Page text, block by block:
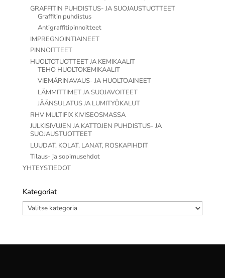
GRAFFITIN PUHDISTUS- JA SUOJAUSTUOTTEET
Graffitin puhdistus
Antigraffitipinnoitteet
IMPREGNOINTIAINEET
PINNOITTEET
HUOLTOTUOTTEET JA KEMIKAALIT
TEHO HUOLTOKEMIKAALIT
VIEMÄRINAVAUS- JA HUOLTOAINEET
LÄMMITTIMET JA SUOJAVOITEET
JÄÄNSULATUS JA LUMITYÖKALUT
RHV MULTIFIX KIVISEOSMASSA
JULKISIVUJEN JA KATTOJEN PUHDISTUS- JA
SUOJAUSTUOTTEET
LUUDAT, KOLAT, LANAT, ROSKAPIHDIT
Tilaus- ja sopimusehdot
YHTEYSTIEDOT
Kategoriat
Kategoriat